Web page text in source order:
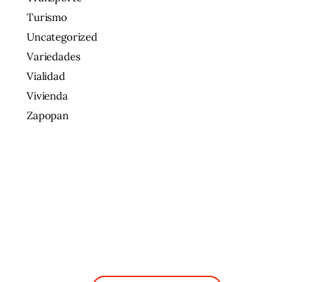
Turismo
Uncategorized
Variedades
Vialidad
Vivienda
Zapopan